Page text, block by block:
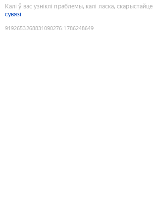
Калі ў вас узніклі праблемы, калі ласка, скарыстайце
сувязі
9192653268831090276:1786248649